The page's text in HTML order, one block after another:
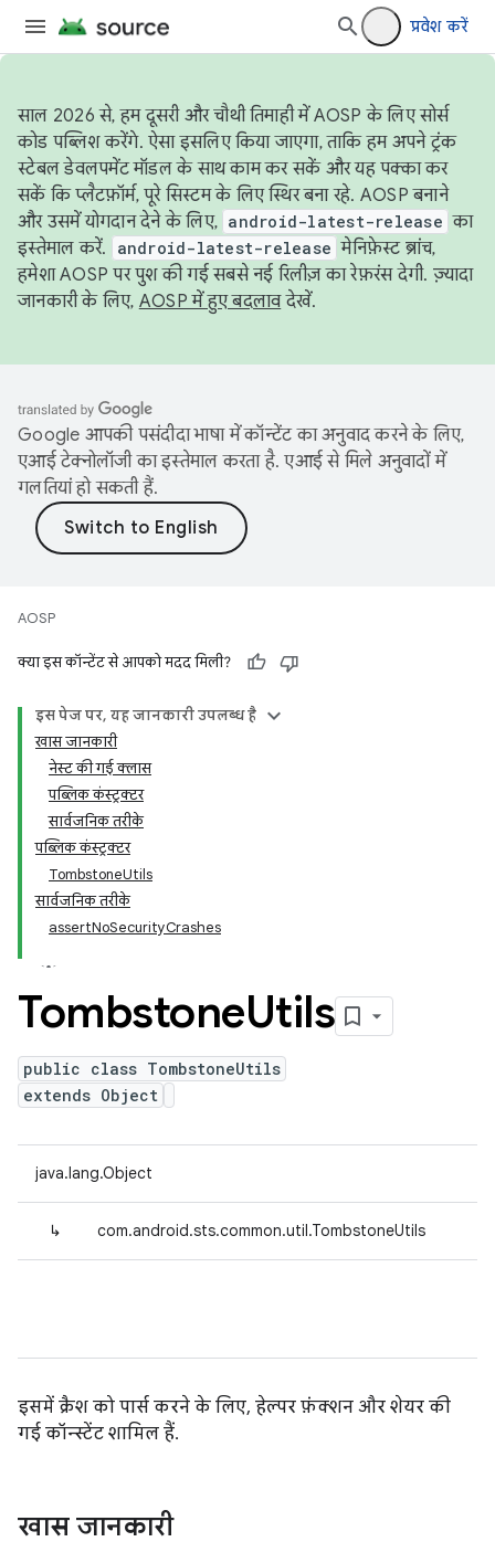
प्रवेश करें
साल 2026 से, हम दूसरी और चौथी तिमाही में AOSP के लिए सोर्स
कोड पब्लिश करेंगे. ऐसा इसलिए किया जाएगा, ताकि हम अपने ट्रंक
स्टेबल डेवलपमेंट मॉडल के साथ काम कर सकें और यह पक्का कर
सकें कि प्लैटफ़ॉर्म, पूरे सिस्टम के लिए स्थिर बना रहे. AOSP बनाने
और उसमें योगदान देने के लिए, android-latest-release का
इस्तेमाल करें.
android-latest-release मेनिफ़ेस्ट ब्रांच,
हमेशा AOSP पर पुश की गई सबसे नई रिलीज़ का रेफ़रंस देगी. ज़्यादा
जानकारी के लिए, AOSP में हुए बदलावदेखें.
Google आपकी पसंदीदा भाषा में कॉन्टेंट का अनुवाद करने के लिए,
एआई टेक्नोलॉजी का इस्तेमाल करता है. एआई से मिले अनुवादों में
गलतियां हो सकती हैं.
AOSP
क्या इस कॉन्टेंट से आपको मदद मिली?
इस पेज पर, यह जानकारी उपलब्ध है
खास जानकारी
नेस्ट की गई क्लास
पब्लिक कंस्ट्रक्टर
सार्वजनिक तरीके
पब्लिक कंस्ट्रक्टर
TombstoneUtils
सार्वजनिक तरीके
assertNoSecurityCrashes
TombstoneUtils
public class TombstoneUtils
extends Object
java.lang.Object
↳ com.android.sts.common.util.TombstoneUtils
इसमें क्रैश को पार्स करने के लिए, हेल्पर फ़ंक्शन और शेयर की
गई कॉन्स्टेंट शामिल हैं.
खास जानकारी